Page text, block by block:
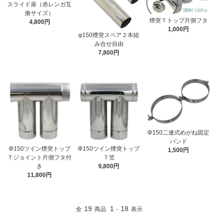
スライド扉（赤レンガ互
換サイズ）
4,800円
φ150煙突スペア２本組
み合せ自由
7,800円
煙突Ｔトップ片側フタ
1,000円
Φ150ツイン煙突トップ
Ｔジョイント片側フタ付
き
11,800円
Φ150ツイン煙突トップ
Ｔ笠
9,800円
Φ150二連式めがね固定
バンド
1,500円
全 19 商品 1 - 18 表示